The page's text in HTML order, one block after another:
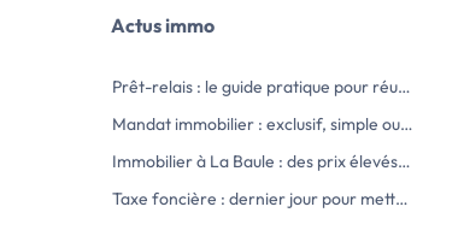
Actus immo
Prêt-relais : le guide pratique pour réussir votre achat immobilier sans stress
Mandat immobilier : exclusif, simple ou semi-exclusif, comment choisir ?
Immobilier à La Baule : des prix élevés, mais un marché qui se réajuste
Taxe foncière : dernier jour pour mettre à jour votre déclaration d’occupation